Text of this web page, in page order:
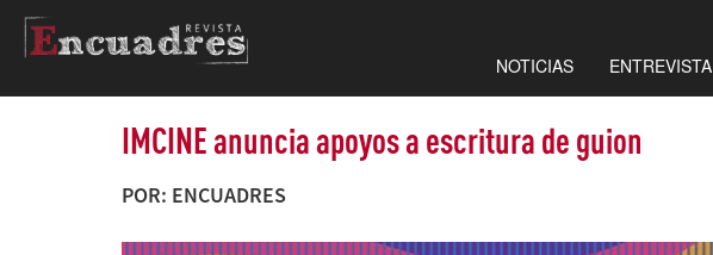
NOTICIAS ENTREVISTA
IMCINE anuncia apoyos a escritura de guion
POR: ENCUADRES